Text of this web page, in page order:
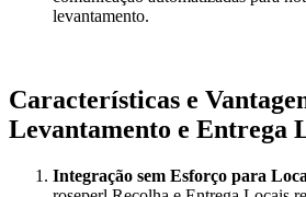
levantamento.
Características e
Levantamento e Entrega
Integração sem Esforço para